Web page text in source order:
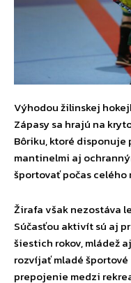
Výhodou žilinskej
Zápasy sa hrajú na
Bôriku, ktoré
mantinelmi aj
športovať počas celého
Žirafa však nezostáva
Súčasťou aktivít sú aj
šiestich rokov, mládež
rozvíjať mladé
prepojenie medzi